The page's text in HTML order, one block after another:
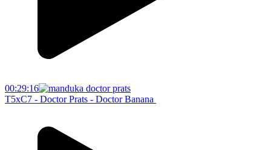
00:29:16
T5xC7 - Doctor Prats - Doctor Banana